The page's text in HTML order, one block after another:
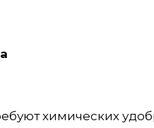
химических